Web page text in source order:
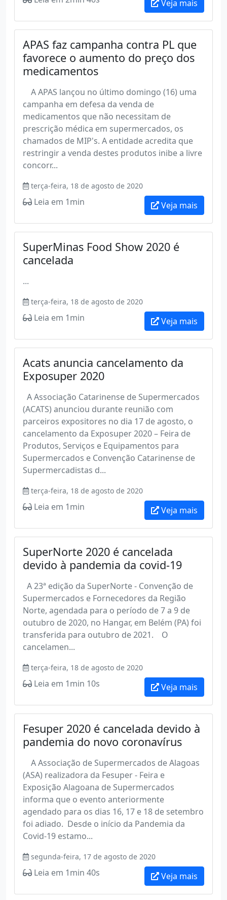
Veja mais
APAS faz campanha contra PL que
favorece o aumento do preço dos
medicamentos
A APAS lançou no último domingo (16) uma
campanha em defesa da venda de
medicamentos que não necessitam de
prescrição médica em supermercados, os
chamados de MIP's. A entidade acredita que
restringir a venda destes produtos inibe a livre
concorr...
terça-feira, 18 de agosto de 2020
Leia em 1min Veja mais
SuperMinas Food Show 2020 é
cancelada
...
terça-feira, 18 de agosto de 2020
Leia em 1min Veja mais
Acats anuncia cancelamento da
Exposuper 2020
A Associação Catarinense de Supermercados
(ACATS) anunciou durante reunião com
parceiros expositores no dia 17 de agosto, o
cancelamento da Exposuper 2020 – Feira de
Produtos, Serviços e Equipamentos para
Supermercados e Convenção Catarinense de
Supermercadistas d...
terça-feira, 18 de agosto de 2020
Leia em 1min Veja mais
SuperNorte 2020 é cancelada
devido à pandemia da covid-19
A 23ª edição da SuperNorte - Convenção de
Supermercados e Fornecedores da Região
Norte, agendada para o período de 7 a 9 de
outubro de 2020, no Hangar, em Belém (PA) foi
transferida para outubro de 2021. O
cancelamen...
terça-feira, 18 de agosto de 2020
Leia em 1min 10s Veja mais
Fesuper 2020 é cancelada devido à
pandemia do novo coronavírus
A Associação de Supermercados de Alagoas
(ASA) realizadora da Fesuper - Feira e
Exposição Alagoana de Supermercados
informa que o evento anteriormente
agendado para os dias 16, 17 e 18 de setembro
foi adiado. Desde o início da Pandemia da
Covid-19 estamo...
segunda-feira, 17 de agosto de 2020
Leia em 1min 40s Veja mais